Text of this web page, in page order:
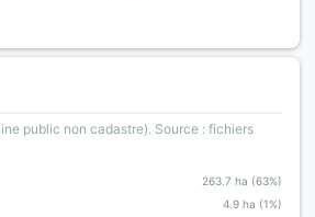
public non cadastre). Source : fichiers
263.7 ha (63%)
4.9 ha (1%)